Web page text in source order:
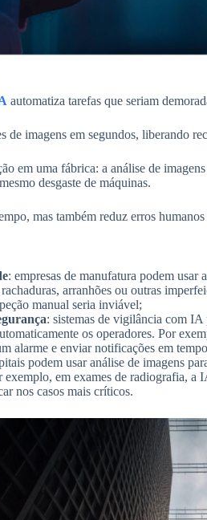
automatiza tarefas que seriam
de imagens em segundos, liberando
em uma fábrica: a análise de
desgaste de máquinas.
mas também reduz erros
: empresas de manufatura podem usar
arranhões ou outras
manual seria inviável;
: sistemas de vigilância com IA
os operadores. Por
alarme e enviar notificações em
podem usar análise de imagens
exemplo, em exames de radiografia,
nos casos mais críticos.